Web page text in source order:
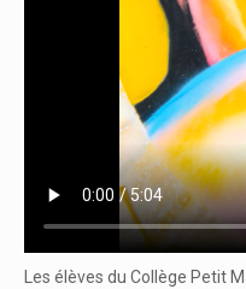
Les élèves du Collège Petit